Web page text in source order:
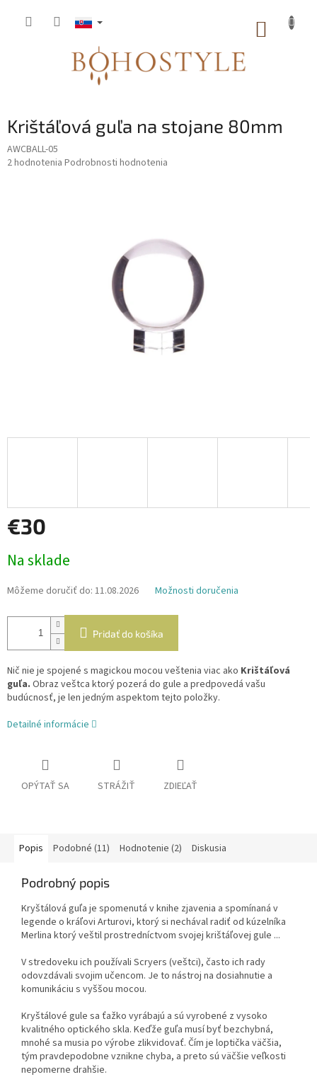
Krištáľová guľa na stojane 80mm
AWCBALL-05
Priemerné
2 hodnotenia Podrobnosti hodnotenia
€30
cena:
Na sklade
Môžeme doručiť do: 11.08.2026 Možnosti doručenia
Pridať do košíka
Nič nie je spojené s magickou mocou veštenia viac ako Krištáľová
guľa. Obraz veštca ktorý pozerá do gule a predpovedá vašu
budúcnosť, je len jedným aspektom tejto položky.
Detailné informácie
OPÝTAŤ SA STRÁŽIŤ ZDIEĽAŤ
Popis Podobné (11) Hodnotenie (2) Diskusia
Podrobný popis
Kryštálová guľa je spomenutá v knihe zjavenia a spomínaná v
legende o kráľovi Arturovi, ktorý si nechával radiť od kúzelníka
Merlina ktorý veštil prostredníctvom svojej krištáľovej gule ...
V stredoveku ich používali Scryers (veštci), často ich rady
odovzdávali svojim učencom. Je to nástroj na dosiahnutie a
komunikáciu s vyššou mocou.
Kryštálové gule sa ťažko vyrábajú a sú vyrobené z vysoko
kvalitného optického skla. Keďže guľa musí byť bezchybná,
mnohé sa musia po výrobe zlikvidovať. Čím je loptička väčšia,
tým pravdepodobne vznikne chyba, a preto sú väčšie veľkosti
nepomerne drahšie.